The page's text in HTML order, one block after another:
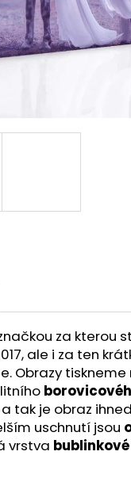
za
ale i za ten
Obrazy
tak je obraz
uschnutí jsou
vrstva
1 599